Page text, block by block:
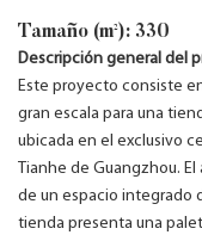
Tamaño (m²): 330
Descripción general del
Este proyecto consiste
gran escala para una
ubicada en el exclusivo
Tianhe de Guangzhou.
de un espacio integrado
tienda presenta una